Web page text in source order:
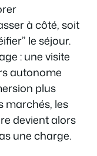
à côté, soit
le séjour.
: une visite
autonome
plus
marchés, les
devient alors
une charge.